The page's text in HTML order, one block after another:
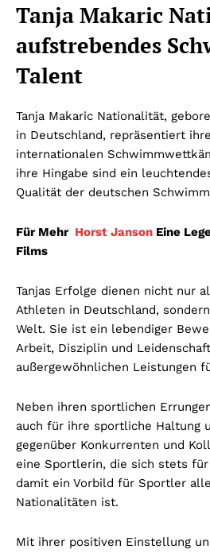
Tanja Makaric
aufstrebendes
Talent
Tanja Makaric Nationalität,
in Deutschland, repräsentiert
internationalen
ihre Hingabe sind ein
Qualität der deutschen
Für Mehr Horst Janson Eine
Films
Tanjas Erfolge dienen nicht nur
Athleten in Deutschland,
Welt. Sie ist ein lebendiger
Arbeit, Disziplin und
außergewöhnlichen Leistungen
Neben ihren sportlichen
auch für ihre sportliche Haltung
gegenüber Konkurrenten und
eine Sportlerin, die sich stets
damit ein Vorbild für Sportler
Nationalitäten ist.
Mit ihrer positiven Einstellung